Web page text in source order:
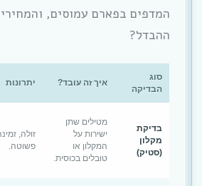
המדפים בפארם עמוסים,
ההבדל?
סוג
הבדיקה
איך זה עובד? יתרונות
בדיקת
מקלון
(סטיק)
מטילים שתן
ישירות על
המקלון או
טובלים בכוסית.
זולה,
פשוטה.